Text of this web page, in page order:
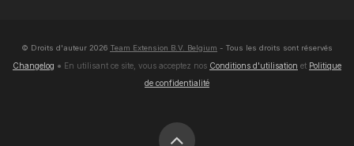
© Droits d'auteur 2026 Team Extension B.V. Belgium - Tous les droits sont réservés
Changelog ● En utilisant ce site, vous acceptez nos Conditions d'utilisation et Politique
de confidentialité